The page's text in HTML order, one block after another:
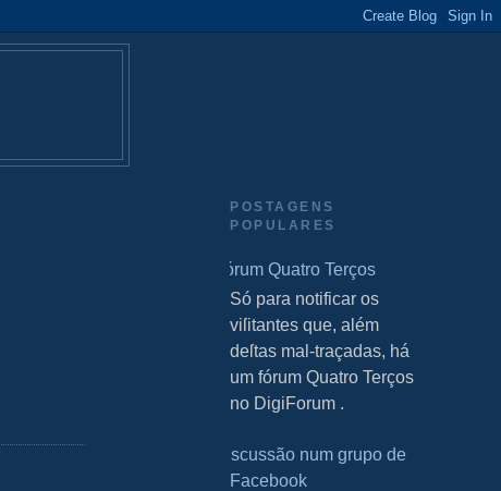
POSTAGENS
POPULARES
Fórum Quatro Terços
S Só para notificar os
viſitantes que, além
deſtas mal-traçadas, há
um fórum Quatro Terços
no DigiForum .
Discussão num grupo de
Facebook